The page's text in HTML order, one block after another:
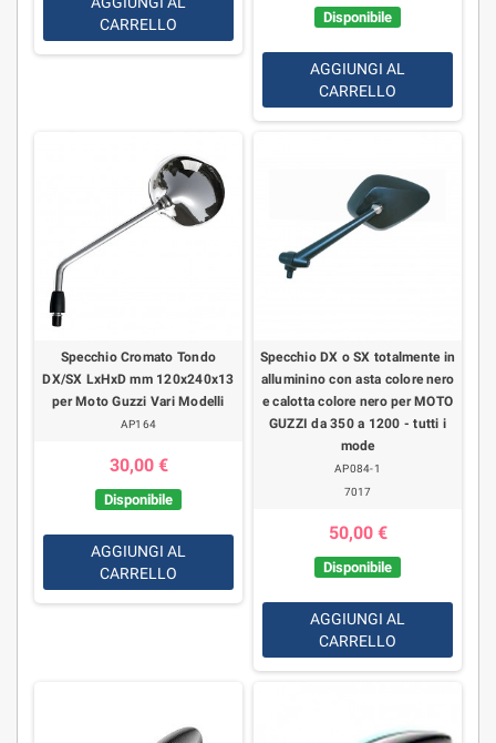
CARRELLO
Disponibile
AGGIUNGI AL
CARRELLO
Specchio Cromato Tondo
DX/SX LxHxD mm 120x240x13
per Moto Guzzi Vari Modelli
AP164
30,00 €
Disponibile
AGGIUNGI AL
CARRELLO
Specchio DX o SX totalmente in
alluminino con asta colore nero
e calotta colore nero per MOTO
GUZZI da 350 a 1200 - tutti i
mode
AP084-1
7017
50,00 €
Disponibile
AGGIUNGI AL
CARRELLO